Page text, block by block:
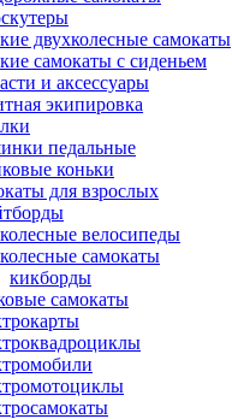
двухколесные самокаты
самокаты с сиденьем
и аксессуары
экипировка
педальные
коньки
для взрослых
велосипеды
самокаты
кикборды
самокаты